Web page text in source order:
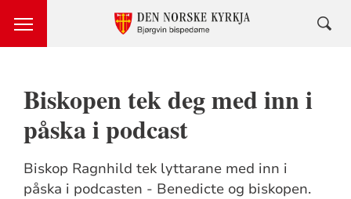
Biskopen tek deg med inn i
påska i podcast
Biskop Ragnhild tek lyttarane med inn i
påska i podcasten - Benedicte og biskopen.